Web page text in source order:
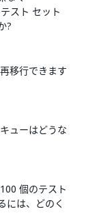
スト セット
?
移行できます
ューはどうな
個のテスト
には、どのく